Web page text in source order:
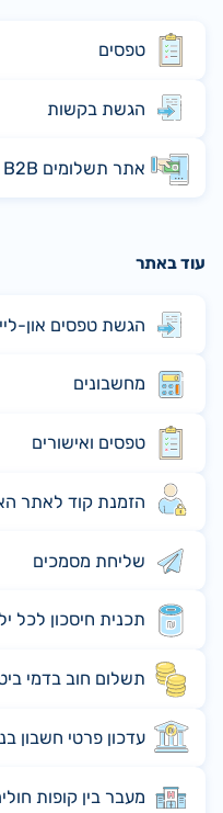
טפסים
הגשת בקשות
אתר תשלומים B2B
עוד באתר
הגשת טפסים און-ליין
מחשבונים
טפסים ואישורים
הזמנת קוד לאתר
שליחת מסמכים
תכנית חיסכון לכל ילד
תשלום חוב בדמי
עדכון פרטי חשבון בנק
מעבר בין קופות חולים